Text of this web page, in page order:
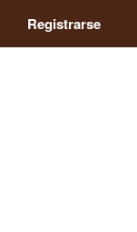
Registrarse